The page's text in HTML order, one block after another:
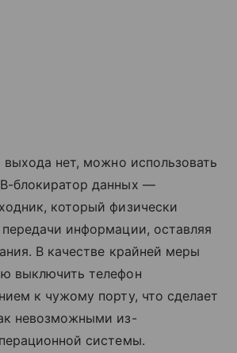
нет, можно использовать
блокиратор данных —
который физически
информации, оставляя
В качестве крайней меры
выключить телефон
к чужому порту, что сделает
невозможными из-
системы.